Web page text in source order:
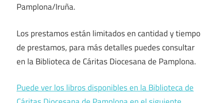
Pamplona/Iruña.
Los prestamos están limitados en cantidad y tiempo
de prestamos, para más detalles puedes consultar
en la Biblioteca de Cáritas Diocesana de Pamplona.
Puede ver los libros disponibles en la Biblioteca de